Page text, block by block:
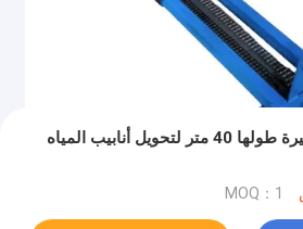
آلة حفر هيدروليكية صغيرة طولها 40 متر لتحويل أنابيب المياه
MOQ：1